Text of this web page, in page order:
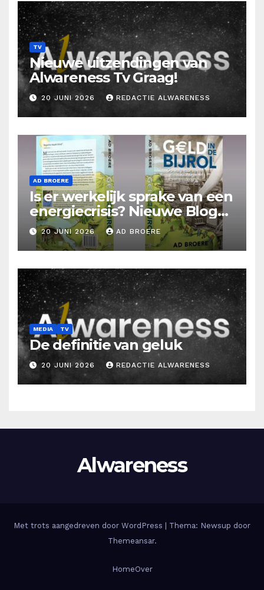
TV
Nieuwe uitzendingen van
Alwareness Tv Graag!
20 JUNI 2026 REDACTIE ALWARENESS
AD BROERE
Is er werkelijk sprake van een
energiecrisis? Nieuwe Blog
Ad Broere
20 JUNI 2026 AD BROERE
MEDIA TV
De definitie van geluk
20 JUNI 2026 REDACTIE ALWARENESS
Alwareness
Met trots aangedreven door WordPress
Thema: Newsup door
Themeansar.
HomeOver